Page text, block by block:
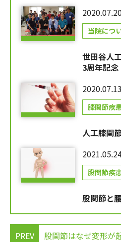
当院につ
世田谷人
3周年記念
2020.07.13
膝関節疾
人工膝関
股関節疾
股関節と
PREV 股関節はなぜ変形が